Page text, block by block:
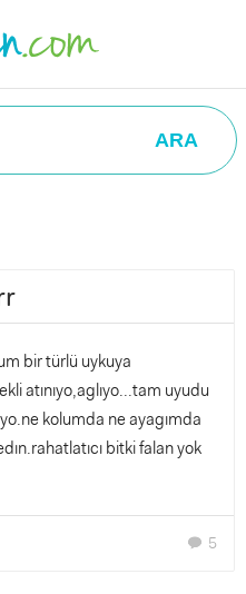
ARA
bir türlü uykuya
atınıyo,aglıyo...tam uyudu
kolumda ne ayagımda
bitki falan yok
chat 5